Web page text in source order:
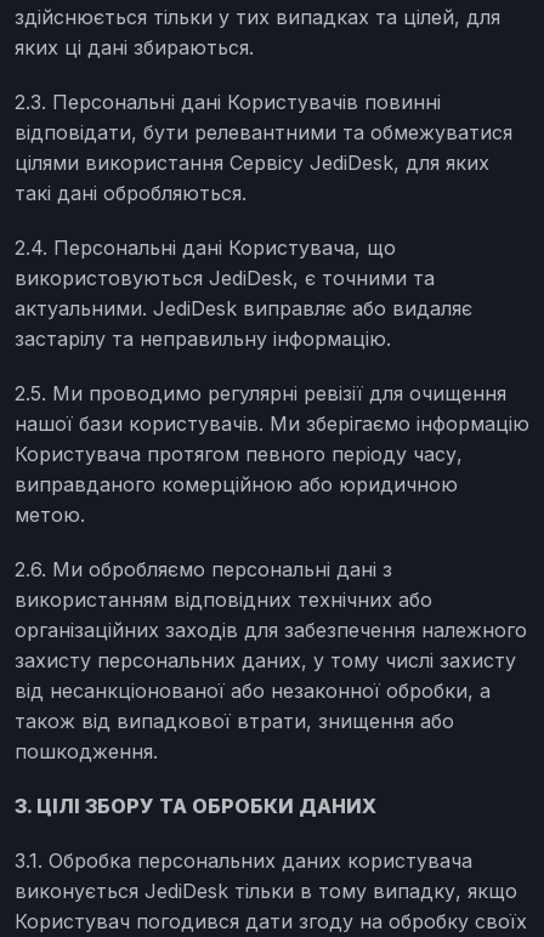
здійснюється тільки у тих випадках та цілей, для
яких ці дані збираються.
2.3. Персональні дані Користувачів повинні
відповідати, бути релевантними та обмежуватися
цілями використання Сервісу JediDesk, для яких
такі дані обробляються.
2.4. Персональні дані Користувача, що
використовуються JediDesk, є точними та
актуальними. JediDesk виправляє або видаляє
застарілу та неправильну інформацію.
2.5. Ми проводимо регулярні ревізії для очищення
нашої бази користувачів. Ми зберігаємо інформацію
Користувача протягом певного періоду часу,
виправданого комерційною або юридичною
метою.
2.6. Ми обробляємо персональні дані з
використанням відповідних технічних або
організаційних заходів для забезпечення належного
захисту персональних даних, у тому числі захисту
від несанкціонованої або незаконної обробки, а
також від випадкової втрати, знищення або
пошкодження.
3. ЦІЛІ ЗБОРУ ТА ОБРОБКИ ДАНИХ
3.1. Обробка персональних даних користувача
виконується JediDesk тільки в тому випадку, якщо
Користувач погодився дати згоду на обробку своїх